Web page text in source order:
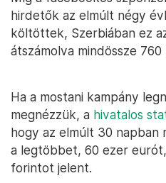
hirdetők az elmúlt négy
költöttek, Szerbiában ez
átszámolva mindössze 760
Ha a mostani kampány
megnézzük, a hivatalos
hogy az elmúlt 30 napban
a legtöbbet, 60 ezer
forintot jelent.